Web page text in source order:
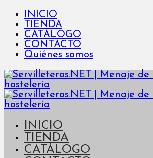
INICIO
TIENDA
CATÁLOGO
CONTACTO
Quiénes somos
INICIO
TIENDA
CATÁLOGO